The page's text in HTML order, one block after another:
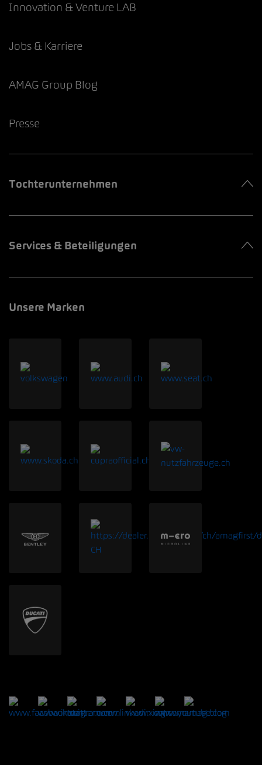
Innovation & Venture LAB
Jobs & Karriere
AMAG Group Blog
Presse
Tochterunternehmen
Services & Beteiligungen
Unsere Marken